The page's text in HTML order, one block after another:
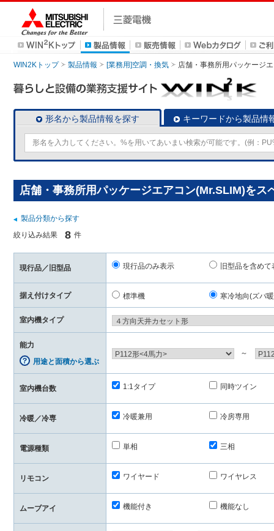
WIN2Kトップ 製品情報 [業務用]空調・換気 店舗・事務所用パッケージ
形名から製品情報を探す キーワードから製品情
店舗・事務所用パッケージエアコン(Mr.SLIM)をス
製品分類から探す
絞り込み結果
8 件
現行品／旧型品 現行品のみ表示 旧型品を含めて
据え付けタイプ 標準機 寒冷地向(ズバ
室内機タイプ
能力
用途と面積から選ぶ
～
室内機台数 1:1タイプ 同時ツイン
冷暖／冷専 冷暖兼用 冷房専用
電源種類 単相 三相
リモコン ワイヤード ワイヤレス
ムーブアイ 機能付き 機能なし